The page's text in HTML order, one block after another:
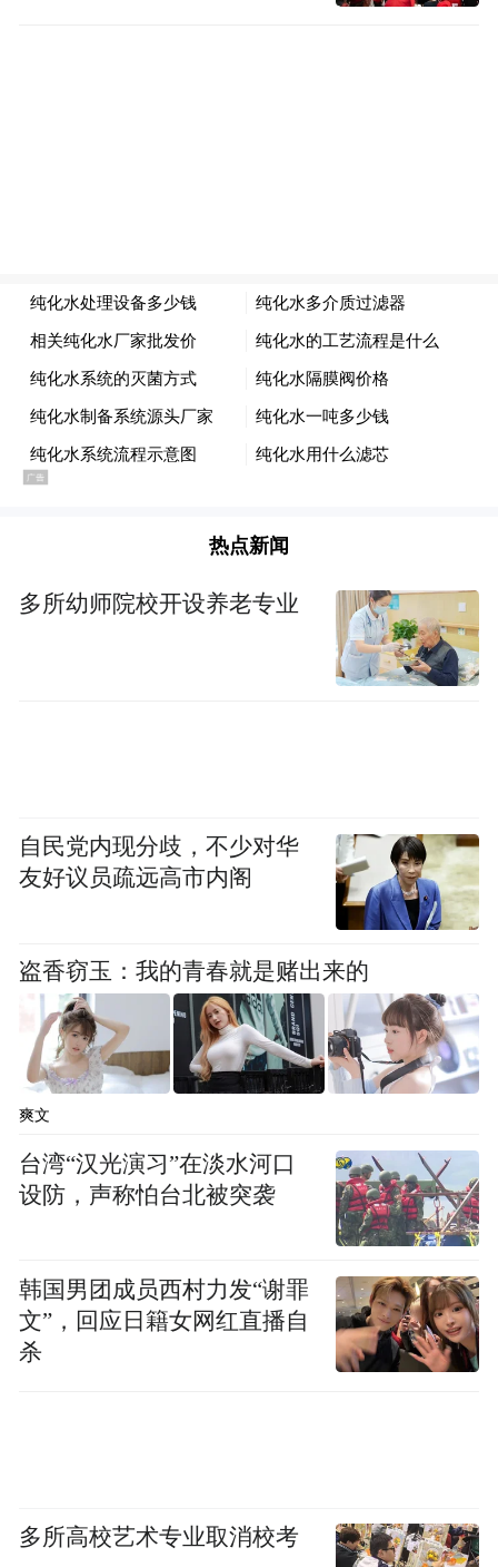
了5000多名违法犯罪少年回归健康生活。“事
务所成立十周年的时候，我们对服务的孩子
做过调查回访。”席小华介绍说，有的孩子后
来非常耀眼，人生非常灿烂。但是绝大多数
都是非常平凡的老百姓，从事特别普通的职
业。“无论这些孩子是耀眼还是平凡，只要能
了。数千个家庭稳定了，我们这个社会就稳
定了。因此做司法社工最大的成就就是看到
重。
行动者联盟2024公益盛典评选由凤凰网主
金会、中国妇女发展基金会、中华社会救助
基金会、中国发展研究基金会、中国红十字
基金会、中国少年儿童文化艺术基金会、中
华思源工程基金会、中国残疾人福利基金
圳壹基金公益基金会提供联合支持，深圳国
际公益学院、长江商学院、北师大中国公益
研究院、北京大学非营利组织法研究中心、
红十字国际学院提供学术支持。
热点新闻
多所幼师院校开设养老专业
自民党内现分歧，不少对华
友好议员疏远高市内阁
盗香窃玉：我的青春就是赌出来的
爽文
台湾“汉光演习”在淡水河口
设防，声称怕台北被突袭
韩国男团成员西村力发“谢罪
文”，回应日籍女网红直播自
杀
多所高校艺术专业取消校考